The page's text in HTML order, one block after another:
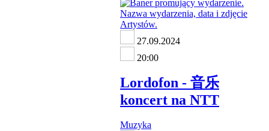
27.09.2024
20:00
Lordofon - 音乐
koncert na NTT
Muzyka